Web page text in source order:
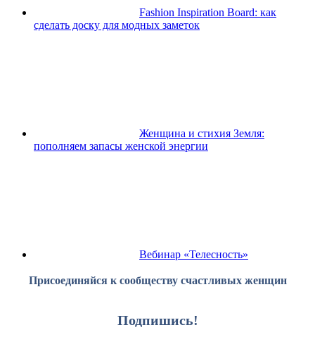
Fashion Inspiration Board: как
сделать доску для модных заметок
Женщина и стихия Земля:
пополняем запасы женской энергии
Вебинар «Телесность»
Присоединяйся к сообществу счастливых женщин
Подпишись!